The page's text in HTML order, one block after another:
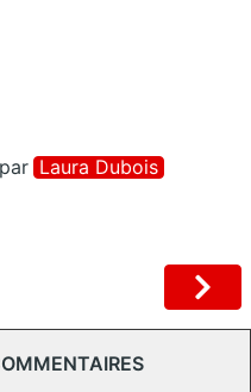
par Laura Dubois